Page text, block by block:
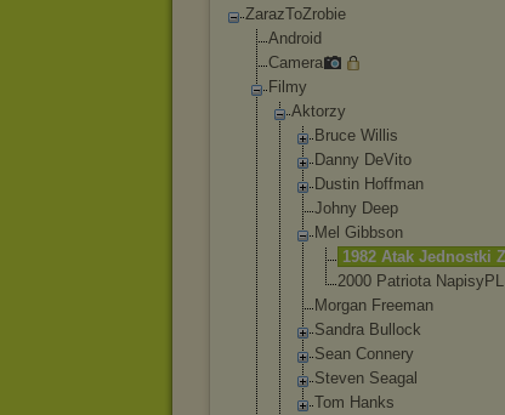
ZarazToZrobie
Android
Camera
Filmy
Aktorzy
Bruce Willis
Danny DeVito
Dustin Hoffman
Johny Deep
Mel Gibbson
1982 Atak Jednostki
2000 Patriota NapisyPL
Morgan Freeman
Sandra Bullock
Sean Connery
Steven Seagal
Tom Hanks